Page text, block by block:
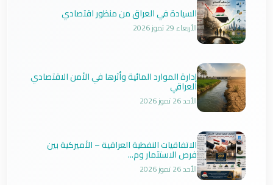
السيادة في العراق من منظور اقتصادي
الأربعاء 29 تموز 2026
إدارة الموارد المائية وأثرها في الأمن الاقتصادي
العراقي
الأحد 26 تموز 2026
الاتفاقيات النفطية العراقية – الأميركية بين
فرص الاستثمار وم...
الأحد 26 تموز 2026